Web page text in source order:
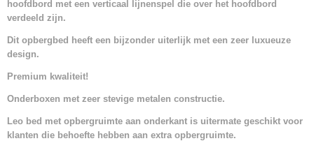
hoofdbord met een verticaal lijnenspel die over het hoofdbord
verdeeld zijn.
Dit opbergbed heeft een bijzonder uiterlijk met een zeer luxueuze
design.
Premium kwaliteit!
Onderboxen met zeer stevige metalen constructie.
Leo bed met opbergruimte aan onderkant is uitermate geschikt voor
klanten die behoefte hebben aan extra opbergruimte.